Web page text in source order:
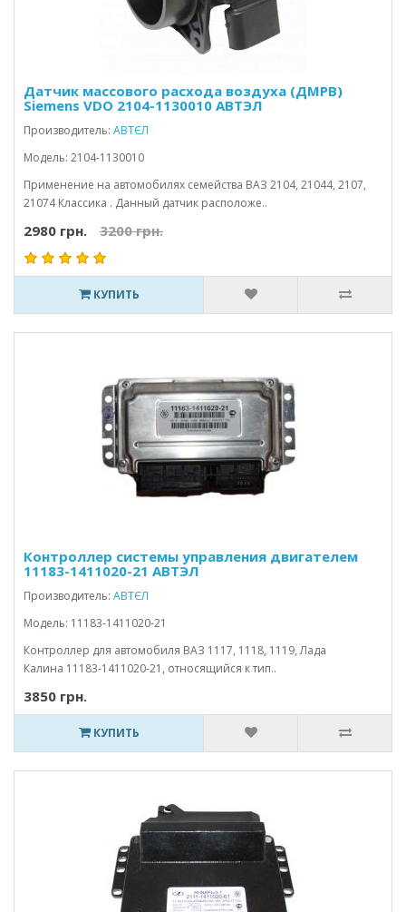
Датчик массового расхода воздуха (ДМРВ)
Siemens VDO 2104-1130010 АВТЭЛ
Производитель: АВТЄЛ
Модель: 2104-1130010
Применение на автомобилях семейства ВАЗ 2104, 21044, 2107,
21074 Классика . Данный датчик расположе..
2980 грн. 3200 грн.
КУПИТЬ
Контроллер системы управления двигателем
11183-1411020-21 АВТЭЛ
Производитель: АВТЄЛ
Модель: 11183-1411020-21
Контроллер для автомобиля ВАЗ 1117, 1118, 1119, Лада
Калина 11183-1411020-21, относящийся к тип..
3850 грн.
КУПИТЬ